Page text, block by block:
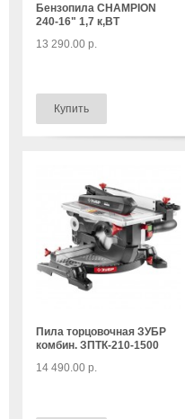
Бензопила CHAMPION
240-16" 1,7 к,ВТ
13 290.00 р.
Пила торцовочная ЗУБР
комбин. ЗПТК-210-1500
14 490.00 р.